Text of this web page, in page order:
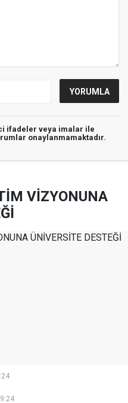
ifadeler veya imalar ile
onaylanmamaktadır.
VİZYONUNA